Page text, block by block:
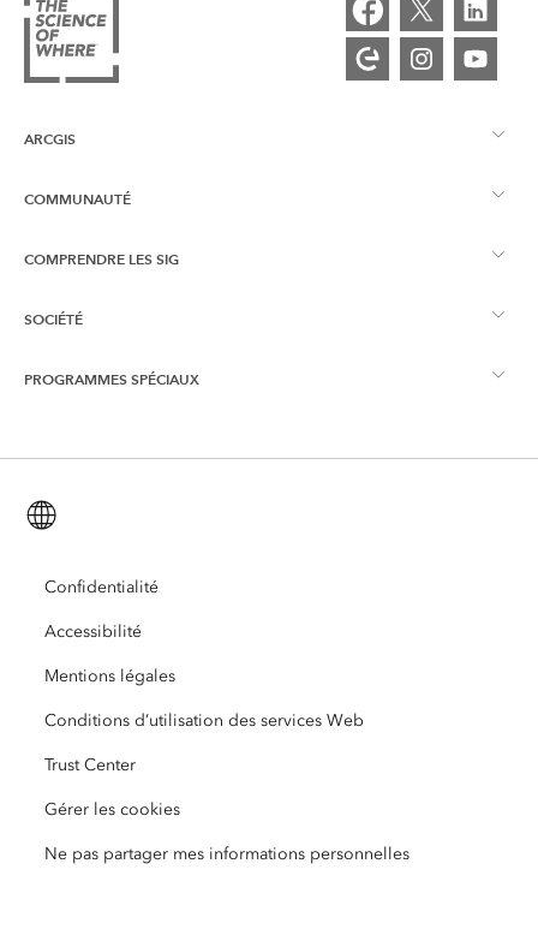
ARCGIS
Vue d’ensemble d’ArcGIS
Cartographie
Esri Store
COMMUNAUTÉ
Esri Community
Blog ArcGIS
Recherche et tests utilisateur
Réseau des jeunes professionnels Esri
Événements
COMPRENDRE LES SIG
Qu’est-ce qu’un SIG ?
Intelligence géographique
Formation
ArcUser
ArcNews
Esri Press
Dictionnaire SIG
SOCIÉTÉ
À propos d’Esri
Carrières
Ouverture
Code de conduite professionnelle
Plan du site
PROGRAMMES SPÉCIAUX
ArcGIS for Student Use
Protection de l’environnement
Enseignement
Égalité raciale
Confidentialité
Accessibilité
Mentions légales
Conditions d’utilisation des services Web
Trust Center
Gérer les cookies
Ne pas partager mes informations personnelles